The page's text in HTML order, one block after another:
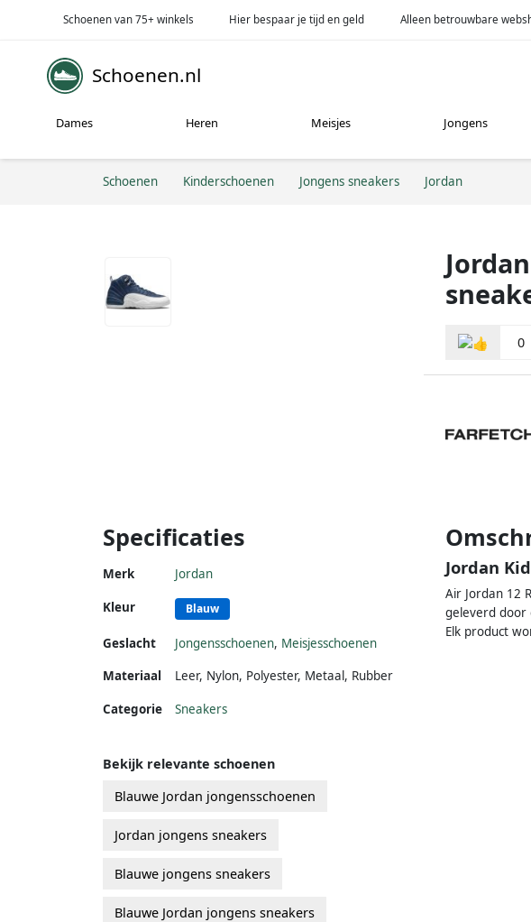
Schoenen van 75+ winkels Hier bespaar je tijd en geld Alleen betrouwbare
Schoenen.nl
Dames Heren Meisjes Jongens
Schoenen Kinderschoenen Jongens sneakers Jordan
0
Specificaties
Merk Jordan
Kleur Blauw
Geslacht Jongensschoenen, Meisjesschoenen
Materiaal
Leer, Nylon, Polyester, Metaal, Rubber
Categorie Sneakers
Jordan
Air Jordan 12
geleverd door
Elk product
Bekijk relevante schoenen
Blauwe Jordan jongensschoenen
Jordan jongens sneakers
Blauwe jongens sneakers
Blauwe Jordan jongens sneakers